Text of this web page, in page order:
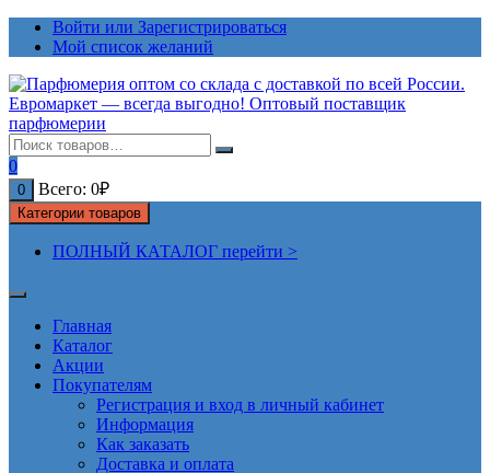
ПерейтиВойти или Зарегистрироваться
Мой список желаний
0
0 Всего: 0₽
Категории товаров
ПОЛНЫЙ КАТАЛОГ перейти >
Главная
Каталог
Акции
Покупателям
Регистрация и вход в личный кабинет
Информация
Как заказать
Доставка и оплата